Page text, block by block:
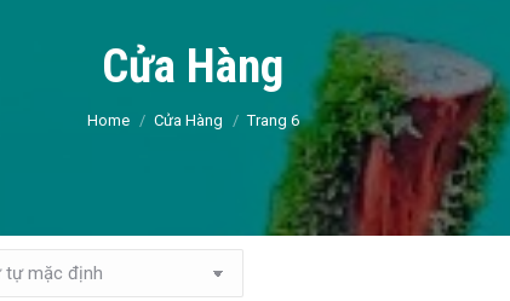
Cửa Hàng
You are here:
Home Cửa Hàng Trang 6